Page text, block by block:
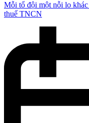
Mỗi tổ đội một nỗi lo
thuế TNCN